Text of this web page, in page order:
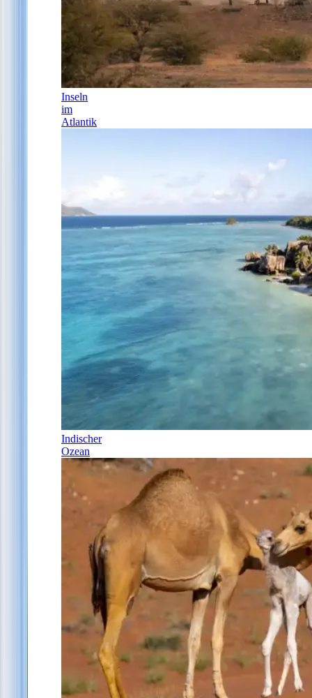
Inseln
im
Atlantik
Indischer
Ozean